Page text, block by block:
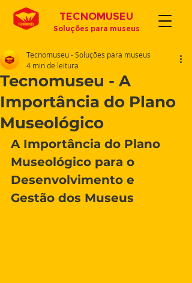
TECNOMUSEU
Soluções para museus
Tecnomuseu - A
Importância do Plano
Museológico
Tecnomuseu - Soluções para museus
4 min de leitura
A Importância do Plano
Museológico para o
Desenvolvimento e
Gestão dos Museus